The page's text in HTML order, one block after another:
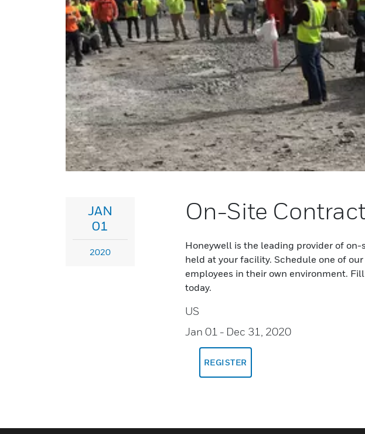
JAN
01
2020
On-Site
Honeywell is the leading provider of
held at your facility. Schedule one of
employees in their own environment.
today.
US
Jan 01 - Dec 31, 2020
REGISTER